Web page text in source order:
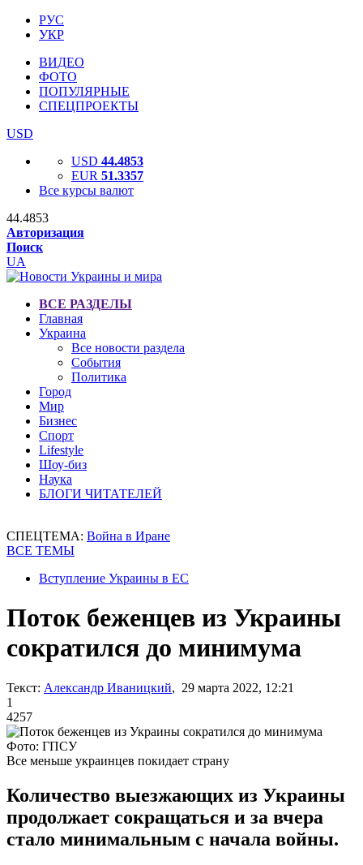
РУС
УКР
ВИДЕО
ФОТО
ПОПУЛЯРНЫЕ
СПЕЦПРОЕКТЫ
USD
USD 44.4853
EUR 51.3357
Все курсы валют
44.4853
Авторизация
Поиск
UA
ВСЕ РАЗДЕЛЫ
Главная
Украина
Все новости раздела
События
Политика
Город
Мир
Бизнес
Спорт
Lifestyle
Шоу-биз
Наука
БЛОГИ ЧИТАТЕЛЕЙ
СПЕЦТЕМА: Война в Иране
ВСЕ ТЕМЫ
Вступление Украины в ЕС
Поток беженцев из Украины
сократился до минимума
Текст: Александр Иваницкий, 29 марта 2022, 12:21
1
4257
Фото: ГПСУ
Все меньше украинцев покидает страну
Количество выезжающих из Украины
продолжает сокращаться и за вчера
стало минимальным с начала войны.